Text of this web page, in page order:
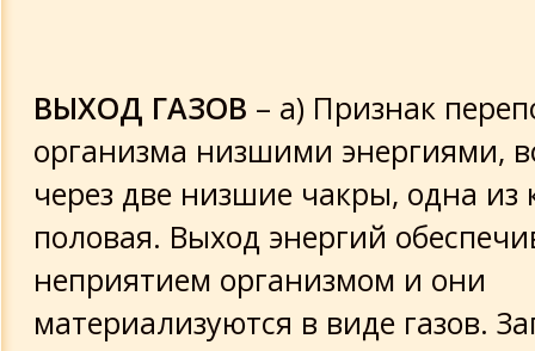
ВЫХОД ГАЗОВ – а) Признак
организма низшими энергиями,
через две низшие чакры, одна из
половая. Выход энергий
неприятием организмом и они
материализуются в виде газов.